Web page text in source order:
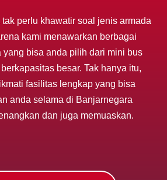
perlu khawatir soal jenis armada
kami menawarkan berbagai
yang bisa anda pilih dari mini bus
besar. Tak hanya itu,
fasilitas lengkap yang bisa
anda selama di Banjarnegara
dan juga memuaskan.